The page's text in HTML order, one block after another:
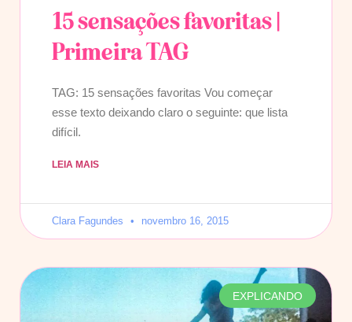
15 sensações favoritas |
Primeira TAG
TAG: 15 sensações favoritas Vou começar
esse texto deixando claro o seguinte: que lista
difícil.
LEIA MAIS
Clara Fagundes novembro 16, 2015
EXPLICANDO